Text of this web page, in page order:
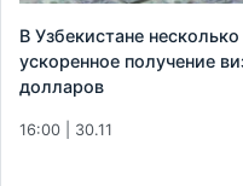
В Узбекистане
ускоренное получение
долларов
16:00 | 30.11